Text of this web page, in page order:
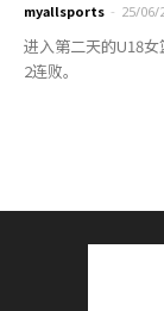
myallsports - 25/06/
进入第二天的U18
2连败。